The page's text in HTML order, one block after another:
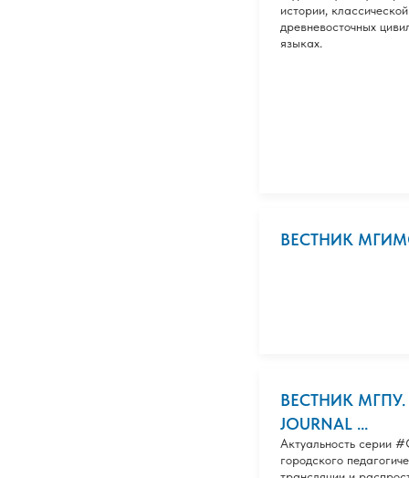
истории,
древневосточных
языках.
ВЕСТНИК
ВЕСТНИК
JOURNAL ...
Актуальность серии
городского